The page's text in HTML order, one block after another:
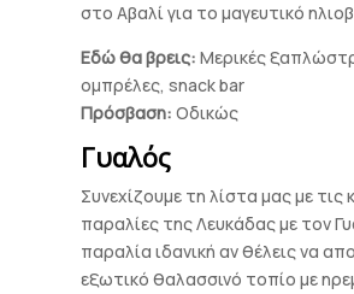
στο Αβαλί για το μαγευτικό
Εδώ θα βρεις: Μερικές
ομπρέλες, snack bar
Πρόσβαση: Οδικώς
Γυαλός
Συνεχίζουμε τη λίστα μας με τις
παραλίες της Λευκάδας με τον
παραλία ιδανική αν θέλεις να
εξωτικό θαλασσινό τοπίο με